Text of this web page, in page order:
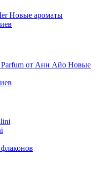
Новые ароматы
Parfum от Анн Айо Новые